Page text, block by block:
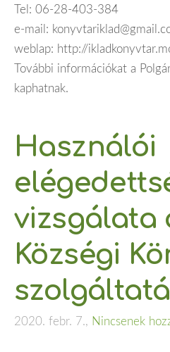
Tel: 06-28-403-384
e-mail:
weblap: http://
További információkat a
kaphatnak.
Használói
vizsgálata
Községi
2020. febr. 7., Nincsenek